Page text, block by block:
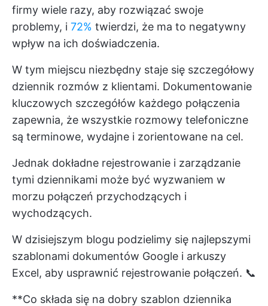
firmy wiele razy, aby rozwiązać swoje
problemy, i 72% twierdzi, że ma to negatywny
wpływ na ich doświadczenia.
W tym miejscu niezbędny staje się szczegółowy
dziennik rozmów z klientami. Dokumentowanie
kluczowych szczegółów każdego połączenia
zapewnia, że wszystkie rozmowy telefoniczne
są terminowe, wydajne i zorientowane na cel.
Jednak dokładne rejestrowanie i zarządzanie
tymi dziennikami może być wyzwaniem w
morzu połączeń przychodzących i
wychodzących.
W dzisiejszym blogu podzielimy się najlepszymi
szablonami dokumentów Google i arkuszy
Excel, aby usprawnić rejestrowanie połączeń. 📞
**Co składa się na dobry szablon dziennika